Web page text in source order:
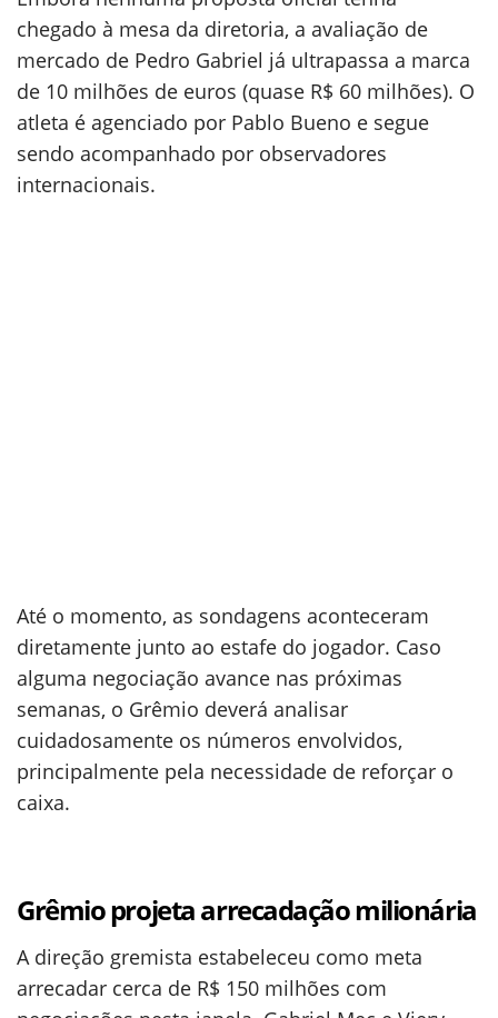
chegado à mesa da diretoria, a avaliação de
mercado de Pedro Gabriel já ultrapassa a marca
de 10 milhões de euros (quase R$ 60 milhões). O
atleta é agenciado por Pablo Bueno e segue
sendo acompanhado por observadores
internacionais.
Até o momento, as sondagens aconteceram
diretamente junto ao estafe do jogador. Caso
alguma negociação avance nas próximas
semanas, o Grêmio deverá analisar
cuidadosamente os números envolvidos,
principalmente pela necessidade de reforçar o
caixa.
Grêmio projeta arrecadação milionária
A direção gremista estabeleceu como meta
arrecadar cerca de R$ 150 milhões com